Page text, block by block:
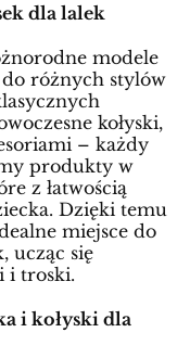
dla lalek
modele
do różnych stylów
kołyski,
– każdy
produkty w
z łatwością
Dzięki temu
miejsce do
ucząc się
i troski.
i kołyski dla